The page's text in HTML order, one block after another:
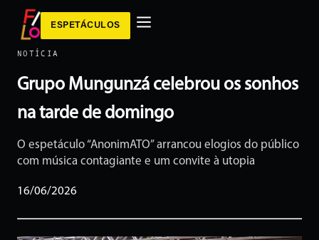
ESPETÁCULOS
NOTÍCIA
Grupo Mungunzá celebrou os sonhos
na tarde de domingo
O espetáculo “AnonimATO” arrancou elogios do público
com música contagiante e um convite à utopia
16/06/2026